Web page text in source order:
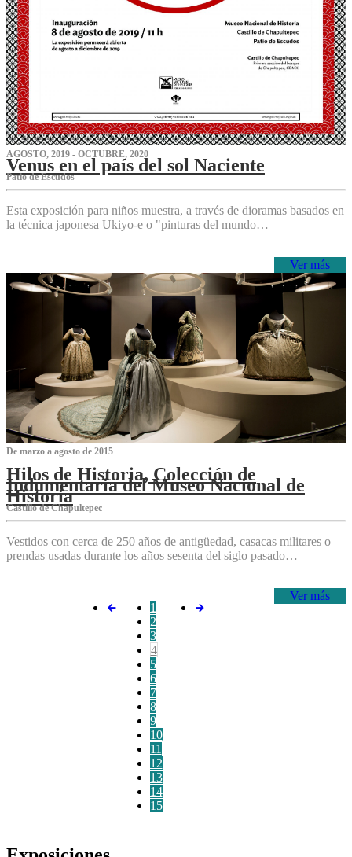
AGOSTO, 2019 - OCTUBRE, 2020
Venus en el país del sol Naciente
P‌atio de Escudos
Esta exposición para niños muestra, a través de dioramas basados en
la técnica japonesa Ukiyo-e o "pinturas del mundo…
Ver más
De marzo a agosto de 2015
Hilos de Historia, Colección de
Indumentaria del Museo Nacional de
Historia
Castillo de Chapultepec
Vestidos con cerca de 250 años de antigüedad, casacas militares o
prendas usadas durante los años sesenta del siglo pasado…
Ver más
1
2
3
4
5
6
7
8
9
10
11
12
13
14
15